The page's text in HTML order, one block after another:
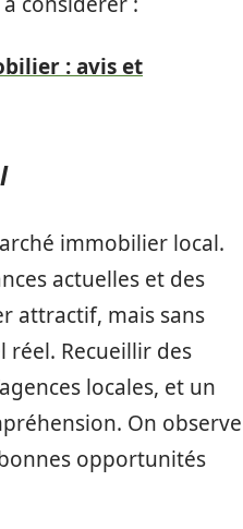
: avis et
immobilier local.
actuelles et des
attractif, mais sans
Recueillir des
locales, et un
On observe
opportunités